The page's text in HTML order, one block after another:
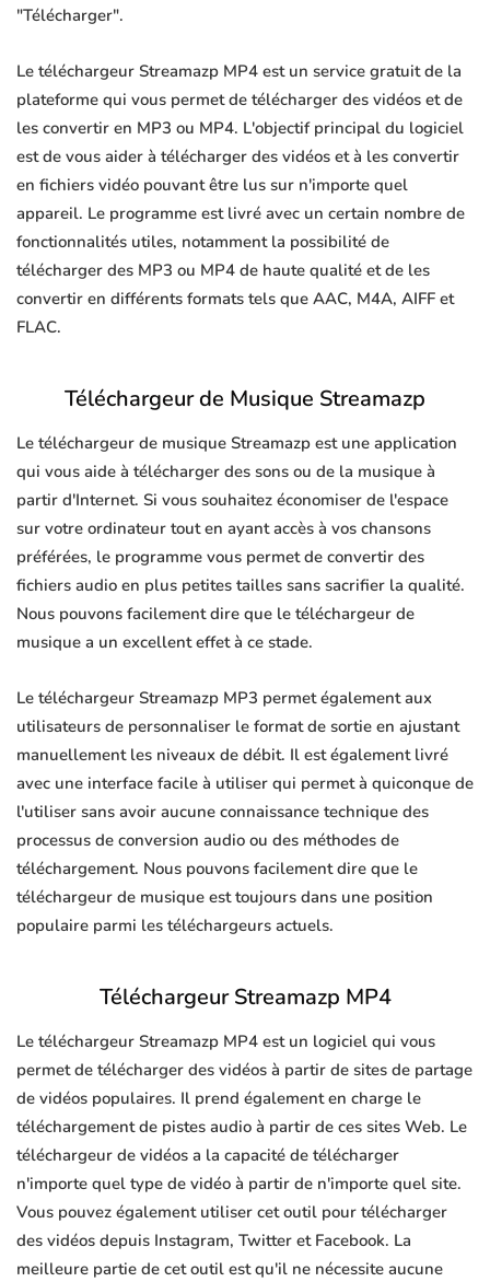
"Télécharger".
Le téléchargeur Streamazp MP4 est un service gratuit de la
plateforme qui vous permet de télécharger des vidéos et de
les convertir en MP3 ou MP4. L'objectif principal du logiciel
est de vous aider à télécharger des vidéos et à les convertir
en fichiers vidéo pouvant être lus sur n'importe quel
appareil. Le programme est livré avec un certain nombre de
fonctionnalités utiles, notamment la possibilité de
télécharger des MP3 ou MP4 de haute qualité et de les
convertir en différents formats tels que AAC, M4A, AIFF et
FLAC.
Téléchargeur de Musique Streamazp
Le téléchargeur de musique Streamazp est une application
qui vous aide à télécharger des sons ou de la musique à
partir d'Internet. Si vous souhaitez économiser de l'espace
sur votre ordinateur tout en ayant accès à vos chansons
préférées, le programme vous permet de convertir des
fichiers audio en plus petites tailles sans sacrifier la qualité.
Nous pouvons facilement dire que le téléchargeur de
musique a un excellent effet à ce stade.
Le téléchargeur Streamazp MP3 permet également aux
utilisateurs de personnaliser le format de sortie en ajustant
manuellement les niveaux de débit. Il est également livré
avec une interface facile à utiliser qui permet à quiconque de
l'utiliser sans avoir aucune connaissance technique des
processus de conversion audio ou des méthodes de
téléchargement. Nous pouvons facilement dire que le
téléchargeur de musique est toujours dans une position
populaire parmi les téléchargeurs actuels.
Téléchargeur Streamazp MP4
Le téléchargeur Streamazp MP4 est un logiciel qui vous
permet de télécharger des vidéos à partir de sites de partage
de vidéos populaires. Il prend également en charge le
téléchargement de pistes audio à partir de ces sites Web. Le
téléchargeur de vidéos a la capacité de télécharger
n'importe quel type de vidéo à partir de n'importe quel site.
Vous pouvez également utiliser cet outil pour télécharger
des vidéos depuis Instagram, Twitter et Facebook. La
meilleure partie de cet outil est qu'il ne nécessite aucune